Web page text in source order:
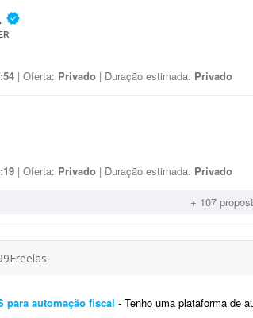
| Oferta: Privado | Duração estimada: Privado
| Oferta: Privado | Duração estimada: Privado
+ 107
para automação fiscal - Tenho uma plataforma de automação fiscal